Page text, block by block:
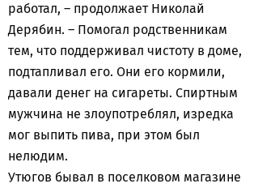
работал, – продолжает Николай
Дерябин. – Помогал родственникам
тем, что поддерживал чистоту в доме,
подтапливал его. Они его кормили,
давали денег на сигареты. Спиртным
мужчина не злоупотреблял, изредка
мог выпить пива, при этом был
нелюдим.
Утюгов бывал в поселковом магазине